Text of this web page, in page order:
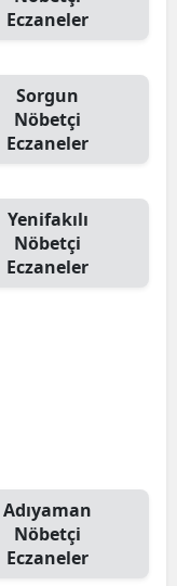
Eczaneler
Sorgun
Nöbetçi
Eczaneler
Yenifakılı
Nöbetçi
Eczaneler
Adıyaman
Nöbetçi
Eczaneler